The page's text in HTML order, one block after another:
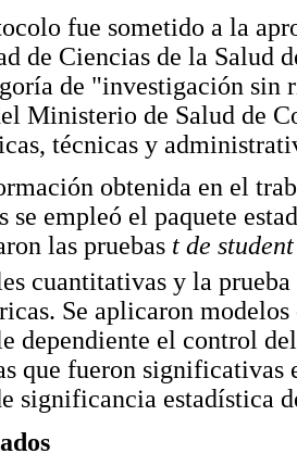
fue sometido a la
de Ciencias de la Salud
de "investigación sin
Ministerio de Salud de
técnicas y
obtenida en el
se empleó el paquete
las pruebas t de
cuantitativas y la
Se aplicaron
dependiente el control
que fueron significativas
significancia estadística